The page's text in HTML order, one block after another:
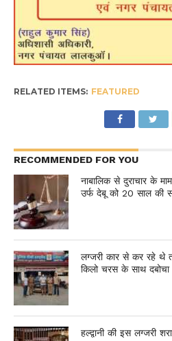
RELATED ITEMS: FEATURED
RECOMMENDED FOR YOU
नाबालिक से दुराचार के
उर्फ देबू को 20 साल की
लग्जरी कार से कर रहे थे
किलो चरस के साथ दबोचा
हल्द्वानी की इस लग्जरी